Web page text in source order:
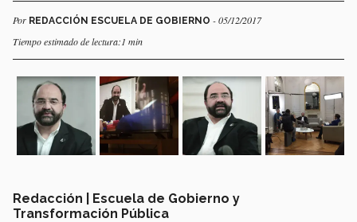
Por REDACCIÓN ESCUELA DE GOBIERNO - 05/12/2017
Tiempo estimado de lectura:1 min
Redacción | Escuela de Gobierno y
Transformación Pública